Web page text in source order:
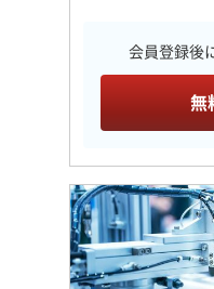
会員登録後
無